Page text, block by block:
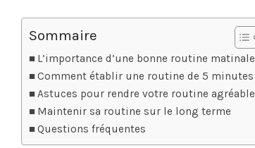
Sommaire
L’importance d’une bonne routine matinale
Comment établir une routine de 5 minutes
Astuces pour rendre votre routine agréable
Maintenir sa routine sur le long terme
Questions fréquentes